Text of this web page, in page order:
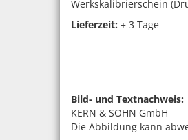
Werkskalibrierschein
Lieferzeit: + 3 Tage
Bild- und Textnachweis:
KERN & SOHN GmbH
Die Abbildung kann